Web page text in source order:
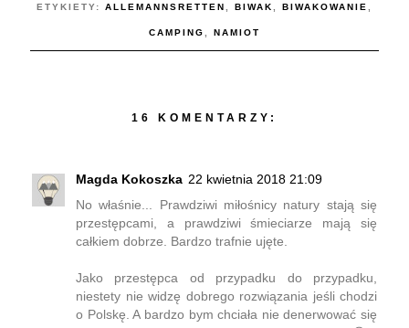
ETYKIETY: ALLEMANNSRETTEN BIWAK BIWAKOWANIE
CAMPING NAMIOT
16 KOMENTARZY:
Magda Kokoszka 22 kwietnia 2018 21:09
No właśnie... Prawdziwi miłośnicy natury stają się
przestępcami, a prawdziwi śmieciarze mają się
całkiem dobrze. Bardzo trafnie ujęte.
Jako przestępca od przypadku do przypadku,
niestety nie widzę dobrego rozwiązania jeśli chodzi
o Polskę. A bardzo bym chciała nie denerwować się